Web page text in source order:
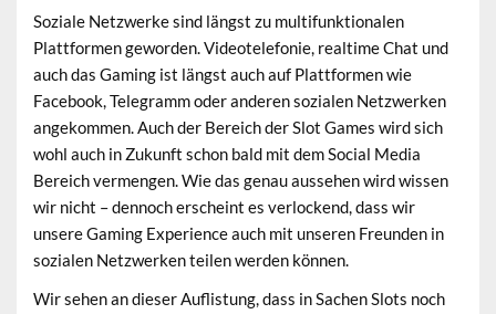
Soziale Netzwerke sind längst zu multifunktionalen
Plattformen geworden. Videotelefonie, realtime Chat und
auch das Gaming ist längst auch auf Plattformen wie
Facebook, Telegramm oder anderen sozialen Netzwerken
angekommen. Auch der Bereich der Slot Games wird sich
wohl auch in Zukunft schon bald mit dem Social Media
Bereich vermengen. Wie das genau aussehen wird wissen
wir nicht – dennoch erscheint es verlockend, dass wir
unsere Gaming Experience auch mit unseren Freunden in
sozialen Netzwerken teilen werden können.
Wir sehen an dieser Auflistung, dass in Sachen Slots noch